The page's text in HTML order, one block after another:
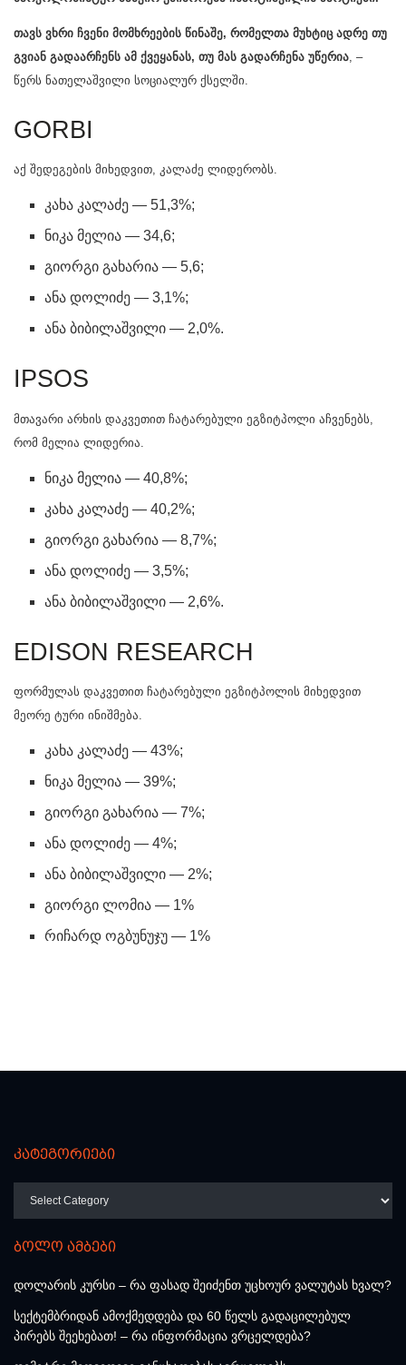
თავს ვხრი ჩვენი მომხრეების წინაშე, რომელთა მუხტიც ადრე თუ
გვიან გადაარჩენს ამ ქვეყანას, თუ მას გადარჩენა უწერია , –
წერს ნათელაშვილი სოციალურ ქსელში.
GORBI
აქ შედეგების მიხედვით, კალაძე ლიდერობს.
კახა კალაძე — 51,3%;
ნიკა მელია — 34,6;
გიორგი გახარია — 5,6;
ანა დოლიძე — 3,1%;
ანა ბიბილაშვილი — 2,0%.
IPSOS
მთავარი არხის დაკვეთით ჩატარებული ეგზიტპოლი აჩვენებს,
რომ მელია ლიდერია.
ნიკა მელია — 40,8%;
კახა კალაძე — 40,2%;
გიორგი გახარია — 8,7%;
ანა დოლიძე — 3,5%;
ანა ბიბილაშვილი — 2,6%.
EDISON RESEARCH
ფორმულას დაკვეთით ჩატარებული ეგზიტპოლის მიხედვით
მეორე ტური ინიშმება.
კახა კალაძე — 43%;
ნიკა მელია — 39%;
გიორგი გახარია — 7%;
ანა დოლიძე — 4%;
ანა ბიბილაშვილი — 2%;
გიორგი ლომია — 1%
რიჩარდ ოგბუნუჯუ — 1%
კატეგორიები
ბოლო ამბები
დოლარის კურსი – რა ფასად შეიძენთ უცხოურ ვალუტას ხვალ?
სექტემბრიდან ამოქმედდება და 60 წელს გადაცილებულ
პირებს შეეხებათ! – რა ინფორმაცია ვრცელდება?